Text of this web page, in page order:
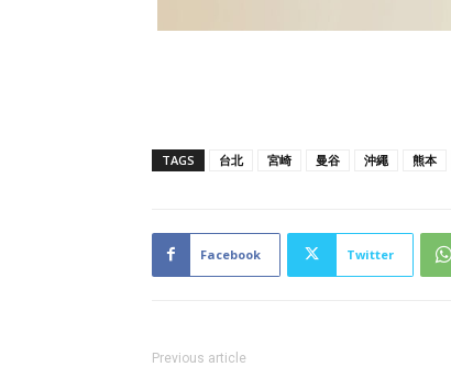
TAGS 台北 宮崎 曼谷 沖繩 熊本
Facebook Twitter
Previous article